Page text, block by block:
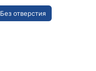
Без отверстия